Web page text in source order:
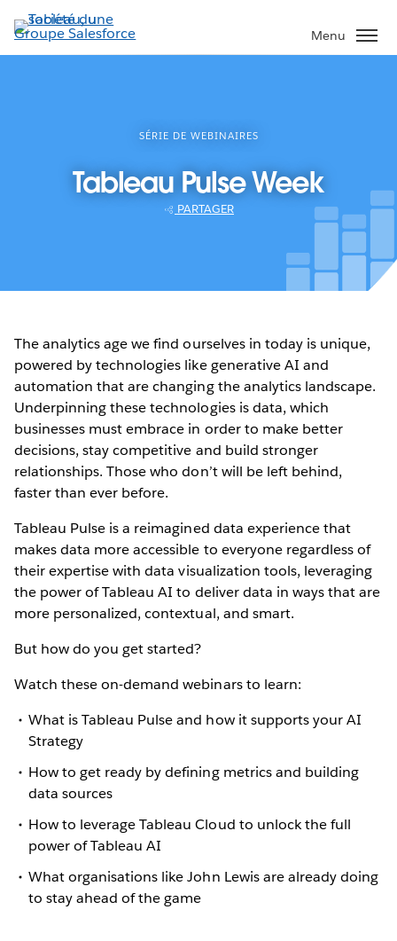
Aller
au
contenu
Menu
SÉRIE DE WEBINAIRES
Tableau Pulse Week
PARTAGER
The analytics age we find ourselves in today is unique,
powered by technologies like generative AI and
automation that are changing the analytics landscape.
Underpinning these technologies is data, which
businesses must embrace in order to make better
decisions, stay competitive and build stronger
relationships. Those who don’t will be left behind,
faster than ever before.
Tableau Pulse is a reimagined data experience that
makes data more accessible to everyone regardless of
their expertise with data visualization tools, leveraging
the power of Tableau AI to deliver data in ways that are
more personalized, contextual, and smart.
But how do you get started?
Watch these on-demand webinars to learn:
What is Tableau Pulse and how it supports your AI
Strategy
How to get ready by defining metrics and building
data sources
How to leverage Tableau Cloud to unlock the full
power of Tableau AI
What organisations like John Lewis are already doing
to stay ahead of the game